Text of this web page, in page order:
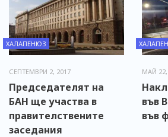
ХАЛАПЕНЮЗ
СЕПТЕМВРИ 2, 2017
Председателят на
БАН ще участва в
правителствените
заседания
МАЙ 22,
във
във